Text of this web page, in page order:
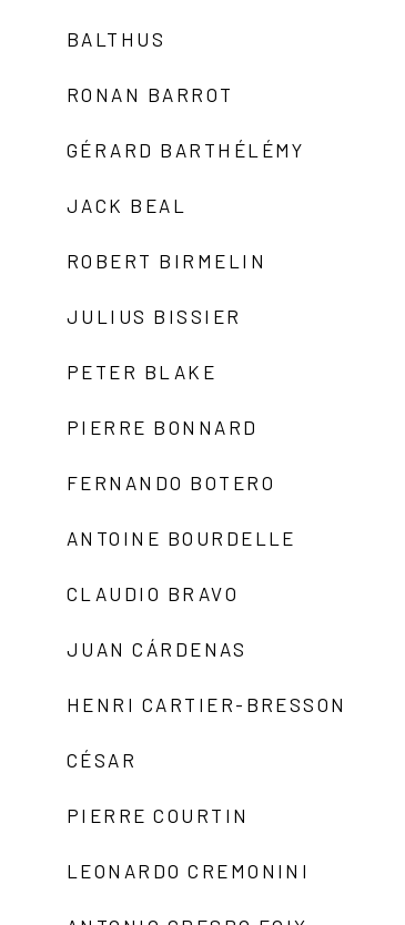
BALTHUS
RONAN BARROT
GÉRARD BARTHÉLÉMY
JACK BEAL
ROBERT BIRMELIN
JULIUS BISSIER
PETER BLAKE
PIERRE BONNARD
FERNANDO BOTERO
ANTOINE BOURDELLE
CLAUDIO BRAVO
JUAN CÁRDENAS
HENRI CARTIER-BRESSON
CÉSAR
PIERRE COURTIN
LEONARDO CREMONINI